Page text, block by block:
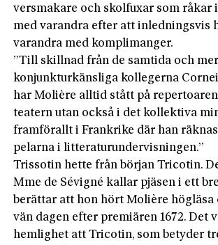
versmakare och skolfuxar som råkar
med varandra efter att inledningsvis
varandra med komplimanger.
”Till skillnad från de samtida och mer
konjunkturkänsliga kollegerna
har Molière alltid stått på
teatern utan också i det kollektiva
framförallt i Frankrike där han
pelarna i litteraturundervisningen.”
Trissotin hette från början Tricotin.
Mme de Sévigné kallar pjäsen i ett
berättar att hon hört Molière högläsa
vän dagen efter premiären 1672. Det
hemlighet att Tricotin, som betyder